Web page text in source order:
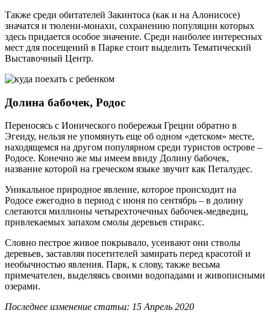
Также среди обитателей Закинтоса (как и на Алонисосе)
значатся и тюлени-монахи, сохранению популяции которых
здесь придается особое значение. Среди наиболее интересных
мест для посещений в Парке стоит выделить Тематический
Выставочный Центр.
Долина бабочек, Родос
Переносясь с Ионического побережья Греции обратно в
Эгеиду, нельзя не упомянуть еще об одном «детском» месте,
находящемся на другом популярном среди туристов острове –
Родосе. Конечно же мы имеем ввиду Долину бабочек,
название которой на греческом языке звучит как Петалудес.
Уникальное природное явление, которое происходит на
Родосе ежегодно в период с июня по сентябрь – в долину
слетаются миллионы четырехточечных бабочек-медведиц,
привлекаемых запахом смолы деревьев стиракс.
Словно пестрое живое покрывало, усеивают они стволы
деревьев, заставляя посетителей замирать перед красотой и
необычностью явления. Парк, к слову, также весьма
примечателен, выделяясь своими водопадами и живописными
озерами.
Последнее изменение статьи: 15 Апрель 2020